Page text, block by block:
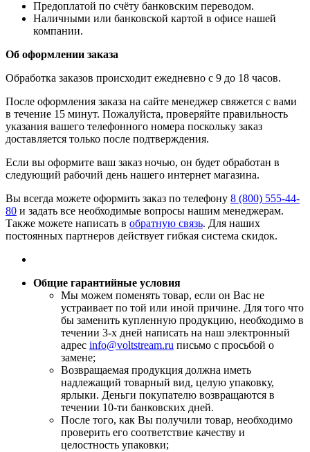
​Предоплатой по счёту банковским переводом.
​Наличными или банковской картой в офисе нашей
компании.
Об оформлении заказа
Обработка заказов происходит ежедневно с 9 до 18 часов.
После оформления заказа на сайте менеджер свяжется с вами
в течение 15 минут. Пожалуйста, проверяйте правильность
указания вашего телефонного номера поскольку заказ
доставляется только после подтверждения.
Если вы оформите ваш заказ ночью, он будет обработан в
следующий рабочий день нашего интернет магазина.
Вы всегда можете оформить заказ по телефону 8 (800) 555-44-
80 и задать все необходимые вопросы нашим менеджерам.
Также можете написать в обратную связь. Для наших
постоянных партнеров действует гибкая система скидок.
Общие гарантийные условия
​Мы можем поменять товар, если он Вас не
устраивает по той или иной причине. Для того что
бы заменить купленную продукцию, необходимо в
течении 3-х дней написать на наш электронный
адрес info@voltstream.ru письмо с просьбой о
замене;
Возвращаемая продукция должна иметь
надлежащий товарный вид, целую упаковку,
ярлыки. Деньги покупателю возвращаются в
течении 10-ти банковских дней.
​После того, как Вы получили товар, необходимо
проверить его соответствие качеству и
целостность упаковки;